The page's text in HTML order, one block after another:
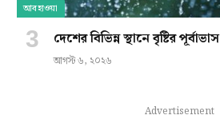
আবহাওয়া
দেশের বিভিন্ন স্থানে বৃষ্টির পূর্বাভাস
আগস্ট ৬, ২০২৬
Advertisement